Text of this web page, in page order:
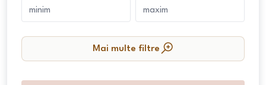
Mai multe filtre